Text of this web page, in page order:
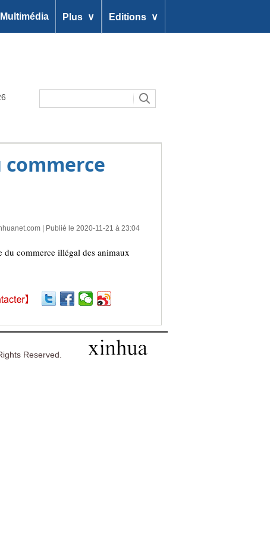
Plus ∨ Editions ∨
| Publié le 2020-11-21 à 23:04
commerce illégal des animaux
Reserved.